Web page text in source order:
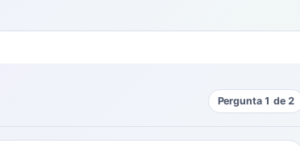
Pergunta 1 de 2